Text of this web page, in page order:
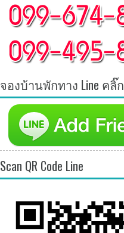
จองบ้านพักทาง Line คลิ๊ก
Scan QR Code Line